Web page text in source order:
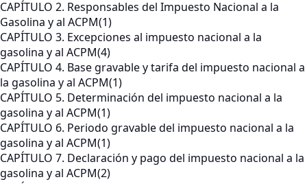
CAPÍTULO 2. Responsables del Impuesto Nacional a la
Gasolina y al ACPM(1)
CAPÍTULO 3. Excepciones al impuesto nacional a la
gasolina y al ACPM(4)
CAPÍTULO 4. Base gravable y tarifa del impuesto nacional a
la gasolina y al ACPM(1)
CAPÍTULO 5. Determinación del impuesto nacional a la
gasolina y al ACPM(1)
CAPÍTULO 6. Periodo gravable del impuesto nacional a la
gasolina y al ACPM(1)
CAPÍTULO 7. Declaración y pago del impuesto nacional a la
gasolina y al ACPM(2)